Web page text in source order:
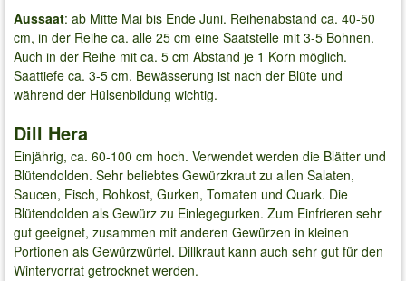
Aussaat: ab Mitte Mai bis Ende Juni. Reihenabstand ca. 40-50
cm, in der Reihe ca. alle 25 cm eine Saatstelle mit 3-5 Bohnen.
Auch in der Reihe mit ca. 5 cm Abstand je 1 Korn möglich.
Saattiefe ca. 3-5 cm. Bewässerung ist nach der Blüte und
während der Hülsenbildung wichtig.
Dill Hera
Einjährig, ca. 60-100 cm hoch. Verwendet werden die Blätter und
Blütendolden. Sehr beliebtes Gewürzkraut zu allen Salaten,
Saucen, Fisch, Rohkost, Gurken, Tomaten und Quark. Die
Blütendolden als Gewürz zu Einlegegurken. Zum Einfrieren sehr
gut geeignet, zusammen mit anderen Gewürzen in kleinen
Portionen als Gewürzwürfel. Dillkraut kann auch sehr gut für den
Wintervorrat getrocknet werden.